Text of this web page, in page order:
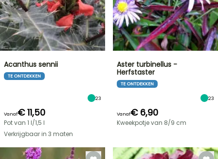
Acanthus sennii
TE ONTDEKKEN
23
Vanaf€ 11,50
Pot van 1 l/1,5 l
Verkrijgbaar in 3 maten
Aster turbinellus -
Herfstaster
TE ONTDEKKEN
23
Vanaf€ 6,90
Kweekpotje van 8/9 cm